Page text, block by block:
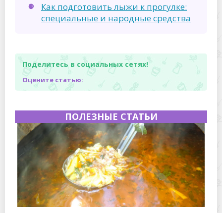
Как подготовить лыжи к прогулке:
специальные и народные средства
Поделитесь в социальных сетях!
Оцените статью:
ПОЛЕЗНЫЕ СТАТЬИ